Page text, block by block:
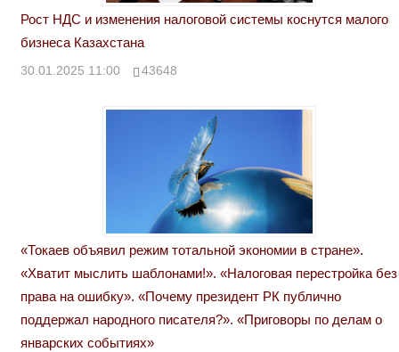
Рост НДС и изменения налоговой системы коснутся малого
бизнеса Казахстана
30.01.2025 11:00 43648
«Токаев объявил режим тотальной экономии в стране».
«Хватит мыслить шаблонами!». «Налоговая перестройка без
права на ошибку». «Почему президент РК публично
поддержал народного писателя?». «Приговоры по делам о
январских событиях»